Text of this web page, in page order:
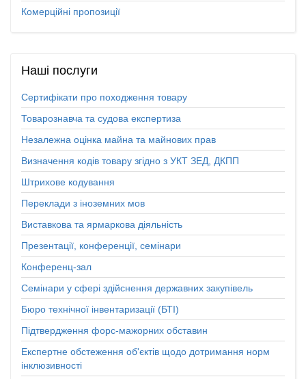
Комерційні пропозиції
Наші послуги
Сертифікати про походження товару
Товарознавча та судова експертиза
Незалежна оцінка майна та майнових прав
Визначення кодів товару згідно з УКТ ЗЕД, ДКПП
Штрихове кодування
Переклади з іноземних мов
Виставкова та ярмаркова діяльність
Презентації, конференції, семінари
Конференц-зал
Семінари у сфері здійснення державних закупівель
Бюро технічної інвентаризації (БТІ)
Підтвердження форс-мажорних обставин
Експертне обстеження об'єктів щодо дотримання норм
інклюзивності